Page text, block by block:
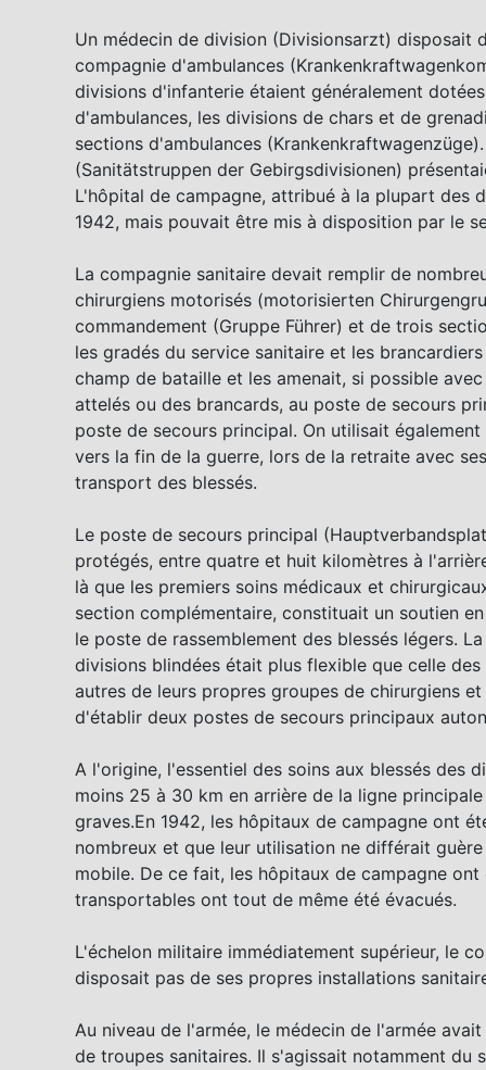
Un médecin de division (Divisionsarzt) disposait
compagnie d'ambulances
divisions d'infanterie étaient généralement
d'ambulances, les divisions de chars et de
sections d'ambulances
(Sanitätstruppen der Gebirgsdivisionen)
L'hôpital de campagne, attribué à la plupart des
1942, mais pouvait être mis à disposition par le
La compagnie sanitaire devait remplir de
chirurgiens motorisés (motorisierten
commandement (Gruppe Führer) et de trois
les gradés du service sanitaire et les
champ de bataille et les amenait, si possible
attelés ou des brancards, au poste de secours
poste de secours principal. On utilisait
vers la fin de la guerre, lors de la retraite avec
transport des blessés.
Le poste de secours principal
protégés, entre quatre et huit kilomètres à
là que les premiers soins médicaux et
section complémentaire, constituait un soutien
le poste de rassemblement des blessés légers.
divisions blindées était plus flexible que celle
autres de leurs propres groupes de chirurgiens
d'établir deux postes de secours principaux
A l'origine, l'essentiel des soins aux blessés des
moins 25 à 30 km en arrière de la ligne
graves.En 1942, les hôpitaux de campagne ont
nombreux et que leur utilisation ne différait
mobile. De ce fait, les hôpitaux de campagne
transportables ont tout de même été évacués.
L'échelon militaire immédiatement supérieur, le
disposait pas de ses propres installations
Au niveau de l'armée, le médecin de l'armée
de troupes sanitaires. Il s'agissait notamment du